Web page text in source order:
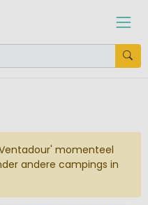
momenteel
andere campings in